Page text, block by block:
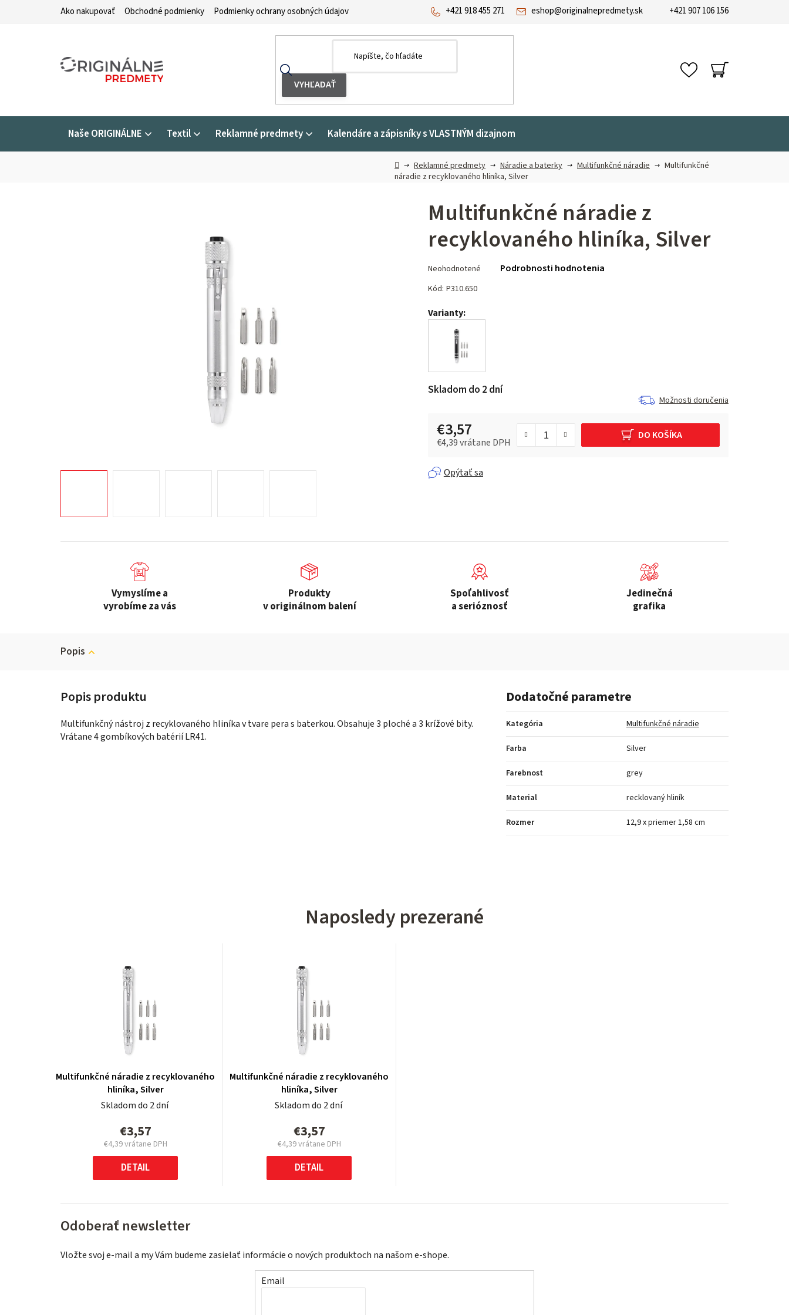
Ako nakupovať Obchodné podmienky Podmienky ochrany osobných údajov eshop@originalnepredmety.sk
+421 918 455 271 +421 907 106 156
NÁKUPNÝ
KOŠÍK
Naše ORIGINÁLNE Textil Reklamné predmety Kalendáre a zápisníky s VLASTNÝM dizajnom
DomovReklamné predmety Náradie a baterky Multifunkčné náradie
Multifunkčné
náradie z recyklovaného hliníka, Silver
Multifunkčné náradie z
recyklovaného hliníka, Silver
hodnotenie
produktu
0,0
hviezdičiek.
Neohodnotené Podrobnosti hodnotenia
Kód: P310.650
Varianty:
Skladom do 2 dní
Možnosti doručenia
€3,57
€4,39 vrátane DPH
DO KOŠÍKA
Opýtať sa
Vymyslíme a
vyrobíme za vás
Produkty
v originálnom balení
Spoľahlivosť
a serióznosť
Jedinečná
grafika
Popis
Multifunkčný nástroj z recyklovaného hliníka v tvare pera s baterkou. Obsahuje 3 ploché a 3 krížové bity.
Vrátane 4 gombíkových batérií LR41.
Dodatočné parametre
Kategória Multifunkčné náradie
Farba Silver
Farebnost grey
Material recklovaný hliník
Rozmer 12,9 x priemer 1,58 cm
Naposledy prezerané
Multifunkčné náradie z recyklovaného
hliníka, Silver
Skladom do 2 dní
€3,57
€4,39 vrátane DPH
Jednotková
cena:
DETAIL
Multifunkčné náradie z recyklovaného
hliníka, Silver
Skladom do 2 dní
€3,57
€4,39 vrátane DPH
Jednotková
cena:
DETAIL
Odoberať newsletter
Vložte svoj e-mail a my Vám budeme zasielať informácie o nových produktoch na našom e-shope.
Email